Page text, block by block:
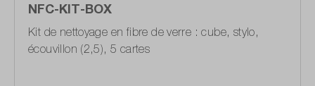
NFC-KIT-BOX
Kit de nettoyage en fibre de verre : cube, stylo,
écouvillon (2,5), 5 cartes